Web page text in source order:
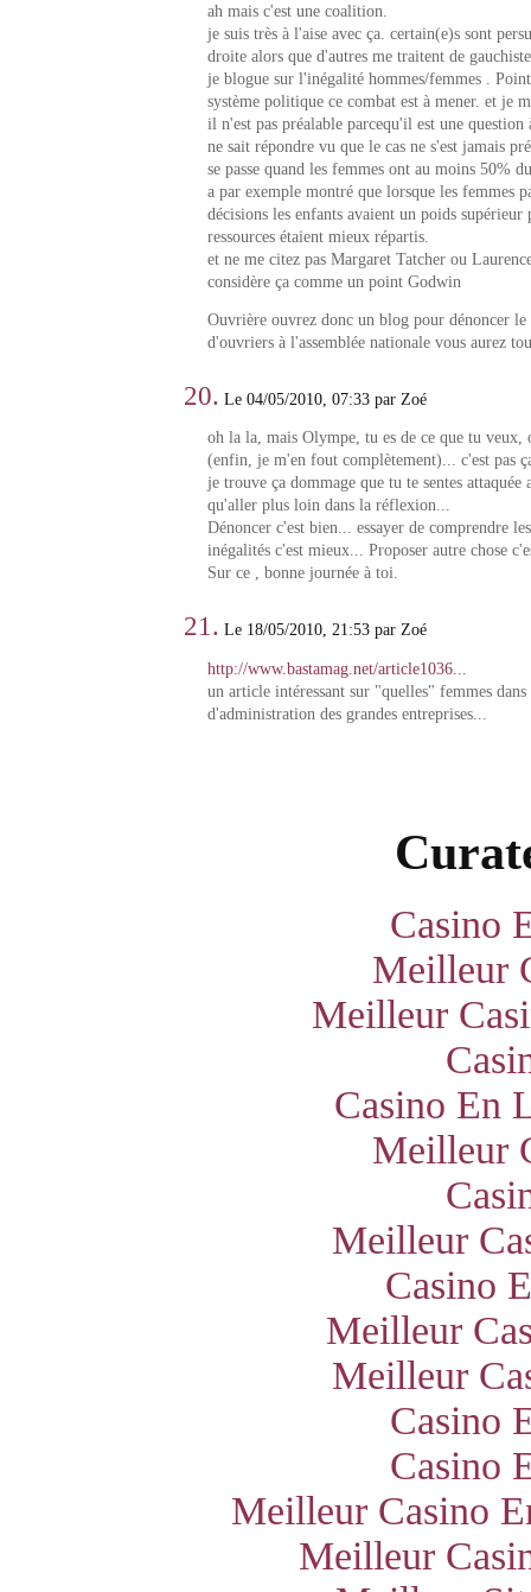
ah mais c'est une coalition.
je suis très à l'aise avec ça. certain(e)s sont
droite alors que d'autres me traitent de
je blogue sur l'inégalité hommes/femmes .
système politique ce combat est à mener. et je
il n'est pas préalable parcequ'il est une question
ne sait répondre vu que le cas ne s'est jamais
se passe quand les femmes ont au moins 50%
a par exemple montré que lorsque les femmes
décisions les enfants avaient un poids supérieur
ressources étaient mieux répartis.
et ne me citez pas Margaret Tatcher ou
considère ça comme un point Godwin
Ouvrière ouvrez donc un blog pour dénoncer
d'ouvriers à l'assemblée nationale vous aurez
20. Le 04/05/2010, 07:33 par Zoé
oh la la, mais Olympe, tu es de ce que tu veux,
(enfin, je m'en fout complètement)... c'est pas
je trouve ça dommage que tu te sentes attaquée
qu'aller plus loin dans la réflexion...
Dénoncer c'est bien... essayer de comprendre les
inégalités c'est mieux... Proposer autre chose
Sur ce , bonne journée à toi.
21. Le 18/05/2010, 21:53 par Zoé
http://www.bastamag.net/article1036...
un article intéressant sur "quelles" femmes dans
d'administration des grandes entreprises...
Casino
Meilleur
Meilleur
Casino En
Meilleur
Meilleur
Casino
Meilleur
Meilleur
Casino
Casino
Meilleur Casino
Meilleur